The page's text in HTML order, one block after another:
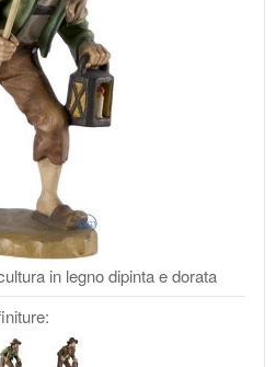
in legno dipinta e dorata